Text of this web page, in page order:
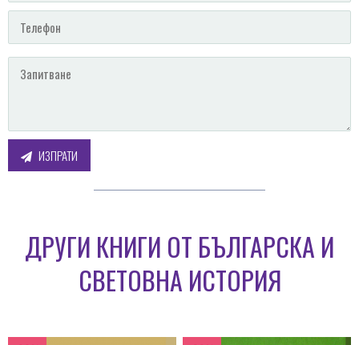
ИЗПРАТИ
ДРУГИ КНИГИ ОТ БЪЛГАРСКА И
СВЕТОВНА ИСТОРИЯ